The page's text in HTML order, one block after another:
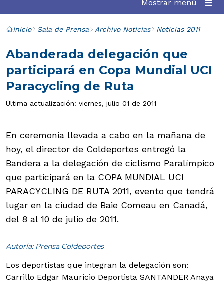
Mostrar menú
Inicio Sala de Prensa Archivo Noticias Noticias 2011
Abanderada delegación que
participará en Copa Mundial UCI
Paracycling de Ruta
Última actualización: viernes, julio 01 de 2011
En ceremonia llevada a cabo en la mañana de
hoy, el director de Coldeportes entregó la
Bandera a la delegación de ciclismo Paralímpico
que participará en la COPA MUNDIAL UCI
PARACYCLING DE RUTA 2011, evento que tendrá
lugar en la ciudad de Baie Comeau en Canadá,
del 8 al 10 de julio de 2011.
Autoría: Prensa Coldeportes
Los deportistas que integran la delegación son:
Carrillo Edgar Mauricio Deportista SANTANDER Anaya